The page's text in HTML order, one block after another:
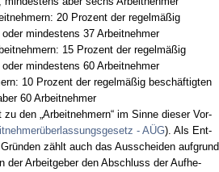
20 Pro­zent der re­gelmäßig
min­des­tens 37 Ar­beit­neh­mer
15 Pro­zent der re­gelmäßig
min­des­tens 60 Ar­beit­neh­mer
10 Pro­zent der re­gelmäßig beschäftig­ten
60 Ar­beit­neh­mer
den „Ar­beit­neh­mern“ im Sin­ne die­ser Vor­
- AÜG). Als Ent­
zählt auch das Aus­schei­den auf­grund
der Ar­beit­ge­ber den Ab­schluss der Auf­he­